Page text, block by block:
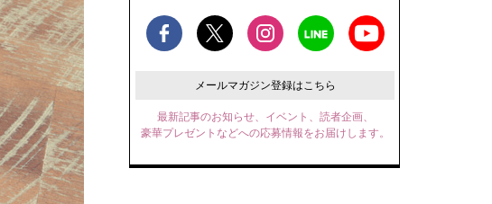
メールマガジン登録はこちら
最新記事のお知らせ、イベント、読者企画、
豪華プレゼントなどへの応募情報をお届けします。